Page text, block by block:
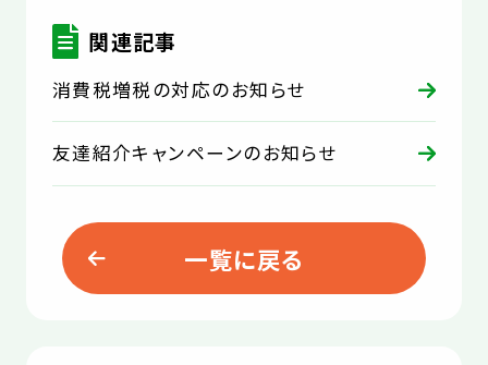
関連記事
消費税増税の対応のお知らせ
友達紹介キャンペーンのお知らせ
一覧に戻る